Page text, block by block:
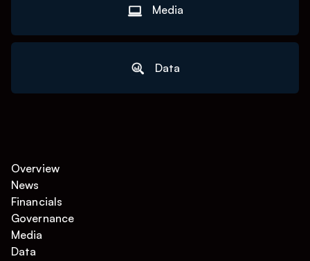
Media
Data
Overview
News
Financials
Governance
Media
Data